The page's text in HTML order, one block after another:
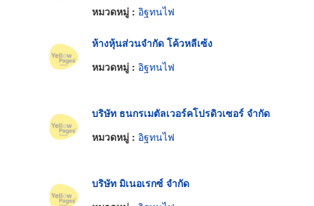
หมวดหมู่ : อิฐทนไฟ
ห้างหุ้นส่วนจำกัด โค้วหลีเซ้ง
หมวดหมู่ : อิฐทนไฟ
บริษัท ธนกรเมตัลเวอร์คโปรดิวเซอร์ จำกัด
หมวดหมู่ : อิฐทนไฟ
บริษัท มิเนอเรกซ์ จำกัด